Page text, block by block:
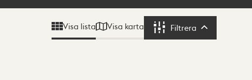
Visa lista Visa karta Filtrera Filtrera